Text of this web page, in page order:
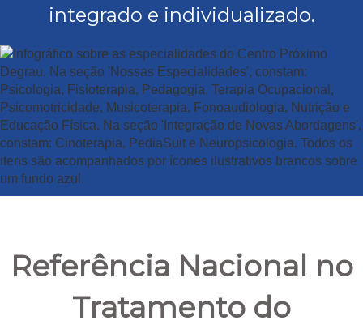
integrado e individualizado.
Referência Nacional no
Tratamento do